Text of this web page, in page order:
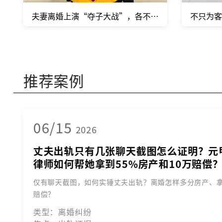
夫妻离婚上演“夺子大战”，各不相让，我们开启调
不只为
推荐案例
06/15 2026
丈夫出轨只有几张聊天截图怎么证明？元
律师如何帮她拿到55%房产和10万赔偿
仅有聊天截图，如何实锤丈夫出轨？离婚怎样多分房产、
赔偿？
类型：离婚纠纷